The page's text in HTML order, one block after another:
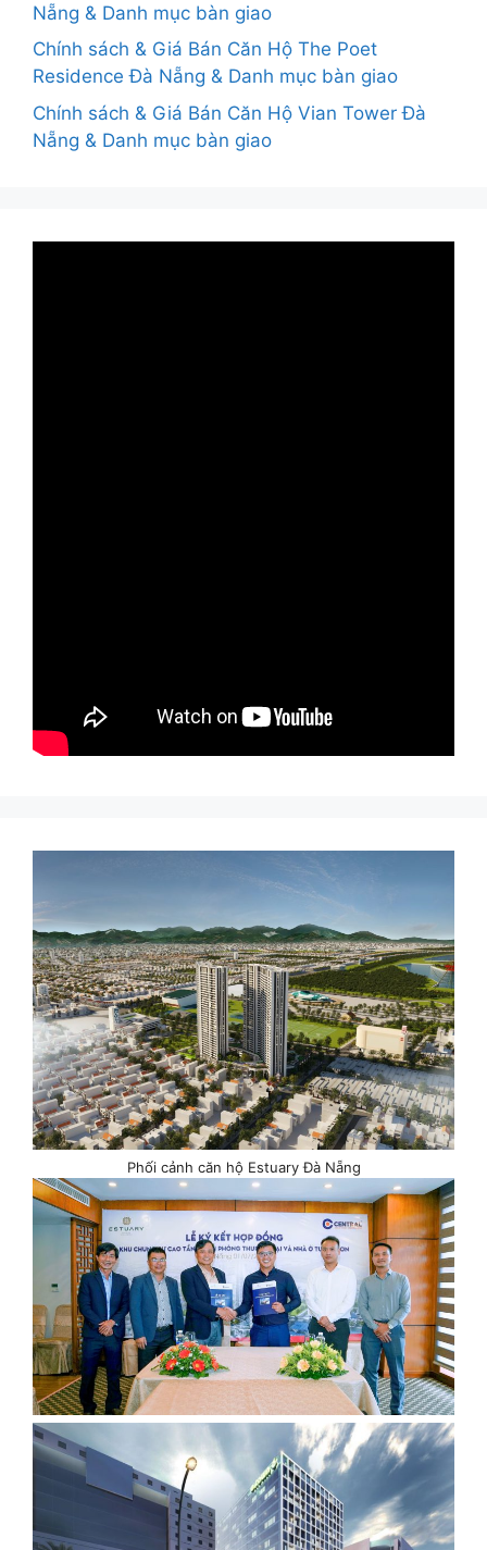
Nẵng & Danh mục bàn giao
Chính sách & Giá Bán Căn Hộ The Poet
Residence Đà Nẵng & Danh mục bàn giao
Chính sách & Giá Bán Căn Hộ Vian Tower Đà
Nẵng & Danh mục bàn giao
Phối cảnh căn hộ Estuary Đà Nẵng